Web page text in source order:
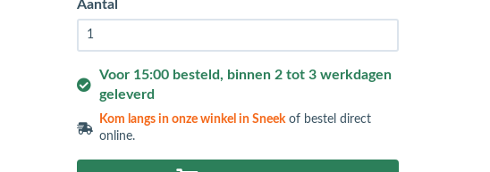
Aantal
Voor 15:00 besteld, binnen 2 tot 3 werkdagen
geleverd
Kom langs in onze winkel in Sneekof bestel direct
online.